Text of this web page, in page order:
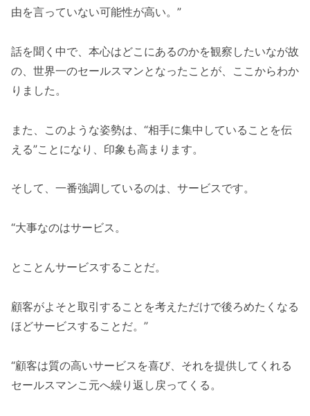
由を言っていない可能性が高い。”
話を聞く中で、本心はどこにあるのかを観察したいなが故
の、世界一のセールスマンとなったことが、ここからわか
りました。
また、このような姿勢は、“相手に集中していることを伝
える”ことになり、印象も高まります。
そして、一番強調しているのは、サービスです。
“大事なのはサービス。
とことんサービスすることだ。
顧客がよそと取引することを考えただけで後ろめたくなる
ほどサービスすることだ。”
“顧客は質の高いサービスを喜び、それを提供してくれる
セールスマンこ元へ繰り返し戻ってくる。